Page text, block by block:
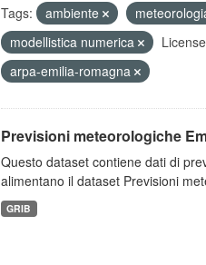
Tags: ambiente
modellistica numerica
arpa-emilia-romagna
Previsioni meteorologiche
Questo dataset contiene dati di
alimentano il dataset Previsioni
GRIB